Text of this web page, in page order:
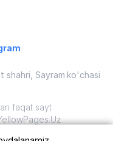
837 м
VA
838 м
shahri, Sayram ko'chasi
faqat sayt